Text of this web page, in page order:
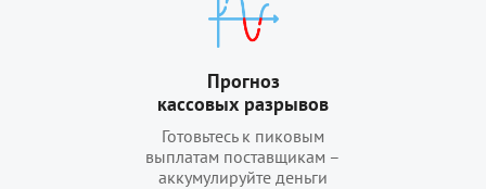
Прогноз
кассовых разрывов
Готовьтесь к пиковым
выплатам поставщикам –
аккумулируйте деньги